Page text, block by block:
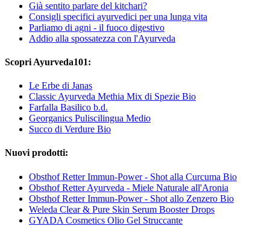
Già sentito parlare del kitchari?
Consigli specifici ayurvedici per una lunga vita
Parliamo di agni - il fuoco digestivo
Addio alla spossatezza con l'Ayurveda
Scopri Ayurveda101:
Le Erbe di Janas
Classic Ayurveda Methia Mix di Spezie Bio
Farfalla Basilico b.d.
Georganics Puliscilingua Medio
Succo di Verdure Bio
Nuovi prodotti:
Obsthof Retter Immun-Power - Shot alla Curcuma Bio
Obsthof Retter Ayurveda - Miele Naturale all'Aronia
Obsthof Retter Immun-Power - Shot allo Zenzero Bio
Weleda Clear & Pure Skin Serum Booster Drops
GYADA Cosmetics Olio Gel Struccante